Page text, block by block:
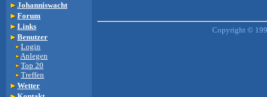
Johanniswacht
Forum
Links
Benutzer
Login
Anlegen
Top 20
Treffen
Wetter
Copyright ©